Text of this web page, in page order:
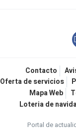
Contacto
Oferta de servicios
Mapa Web
Loteria de
Portal de